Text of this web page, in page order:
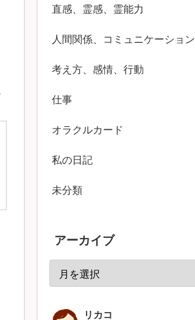
直感、霊感、霊能力
人間関係、コミュニケーション
考え方、感情、行動
仕事
オラクルカード
私の日記
未分類
アーカイブ
リカコ